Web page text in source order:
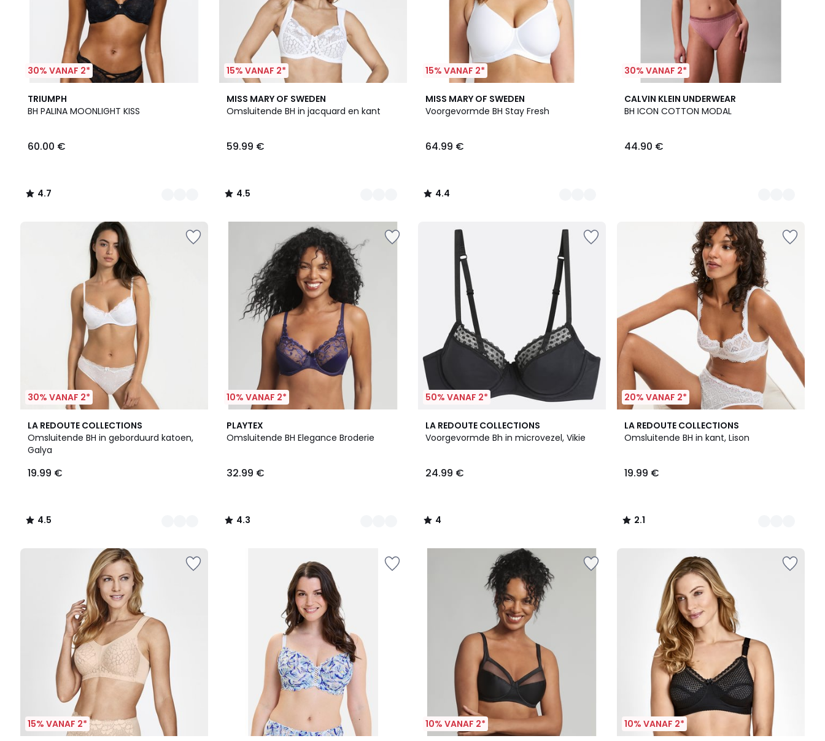
30% VANAF 2*
TRIUMPH
BH PALINA MOONLIGHT KISS
60.00 €
4.7
/ 5
2
Kleuren
4.7
/
15% VANAF 2*
MISS MARY OF SWEDEN
Omsluitende BH in jacquard en kant
59.99 €
4.5
/ 5
6
Kleuren
4.5
/
15% VANAF 2*
MISS MARY OF SWEDEN
Voorgevormde BH Stay Fresh
64.99 €
4.4
/ 5
5
Kleuren
4.4
/
30% VANAF 2*
CALVIN KLEIN UNDERWEAR
BH ICON COTTON MODAL
44.90 €
2
Kleuren
30% VANAF 2*
LA REDOUTE COLLECTIONS
Omsluitende BH in geborduurd katoen,
Galya
19.99 €
4.5
/ 5
4
Kleuren
4.5
/
10% VANAF 2*
PLAYTEX
Omsluitende BH Elegance Broderie
32.99 €
4.3
/ 5
3
Kleuren
4.3
/
50% VANAF 2*
LA REDOUTE COLLECTIONS
Voorgevormde Bh in microvezel, Vikie
24.99 €
4
/
4
/
20% VANAF 2*
LA REDOUTE COLLECTIONS
Omsluitende BH in kant, Lison
19.99 €
2.1
/
4
Kleuren
2.1
/
15% VANAF 2* 10% VANAF 2* 10% VANAF 2*